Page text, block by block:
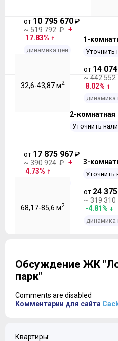
от 10 795 670₽
~ 519 792 ₽
17.83%
динамика цен
1-
Уточнить
32,6-43,87 м2
от 14
~ 442
8.02%
динамика
2-комнатная
Уточнить
от 17 875 967₽
~ 390 924 ₽
4.73%
3-
Уточнить
68,17-85,6 м2
от 24
~ 319
-4.81%
динамика
Обсуждение ЖК
парк"
Comments are disabled
Комментарии для сайта
Квартиры: